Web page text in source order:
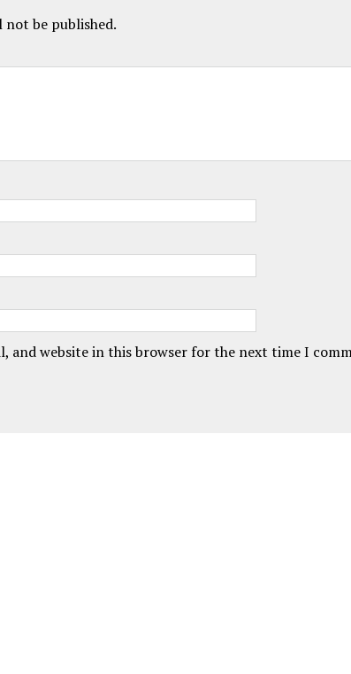
not be published.
and website in this browser for the next time I